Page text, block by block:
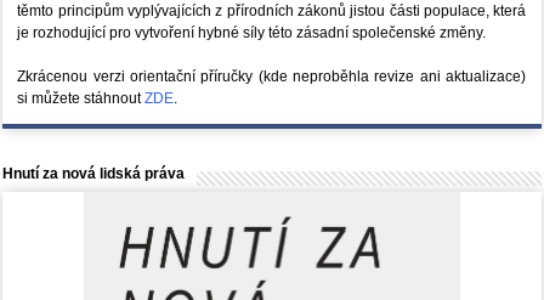
těmto principům vyplývajících z přírodních zákonů jistou části populace, která
je rozhodující pro vytvoření hybné síly této zásadní společenské změny.
Zkrácenou verzi orientační příručky (kde neproběhla revize ani aktualizace)
si můžete stáhnoutZDE.
Hnutí za nová lidská práva